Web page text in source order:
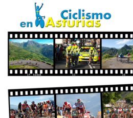
CICLISMO EN ASTURIAS